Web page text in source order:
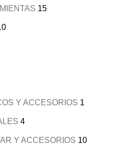
15
Y ACCESORIOS 1
4
Y ACCESORIOS 10